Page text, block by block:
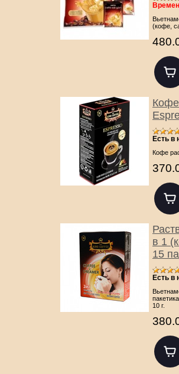
(кофе,
Есть в
Кофе
в 1
15
Есть в
10 г.